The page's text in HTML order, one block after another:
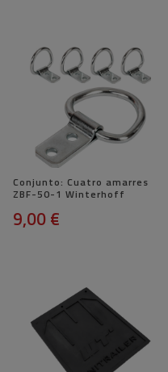
Conjunto: Cuatro amarres
ZBF-50-1 Winterhoff
9,00 €